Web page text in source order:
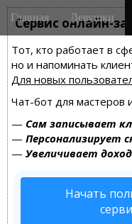
Сервис онлайн-
Тот, кто работает в
но и напоминать
Для новых
Чат-бот для мастеров
— Сам записывает
— Персонализирует
— Увеличивает
Начать
M
a
n
m
e
n
u
i
Главная Девушки